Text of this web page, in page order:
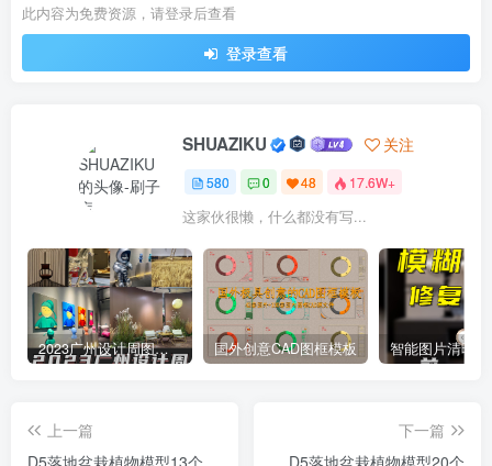
此内容为免费资源，请登录后查看
登录查看
SHUAZIKU 关注
580 0 48 17.6W+
这家伙很懒，什么都没有写...
2023广州设计周图集更新至8000多张高清图+联系方式 国外创意CAD图框模板
上一篇
D5落地盆栽植物模型13个
下一篇
D5落地盆栽植物模型20个